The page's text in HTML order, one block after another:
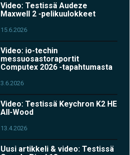
Video: Testissä Audeze
Maxwell 2 -pelikuulokkeet
15.6.2026
Video: io-techin
messuosastoraportit
Computex 2026 -tapahtumasta
3.6.2026
Video: Testissä Keychron K2 HE
All-Wood
13.4.2026
Uusi artikkeli & video: Testissä